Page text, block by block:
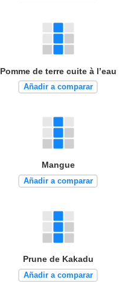
Pomme de terre cuite à l’eau
Añadir a comparar
Mangue
Añadir a comparar
Prune de Kakadu
Añadir a comparar